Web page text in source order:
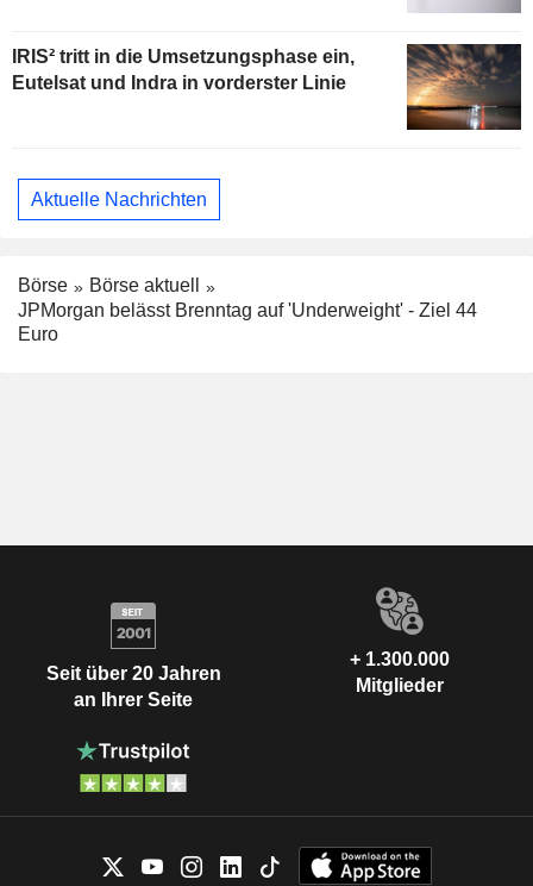
IRIS² tritt in die Umsetzungsphase ein,
Eutelsat und Indra in vorderster Linie
Aktuelle Nachrichten
Börse
Börse aktuell
JPMorgan belässt Brenntag auf 'Underweight' - Ziel 44
Euro
Seit über 20 Jahren
an Ihrer Seite
+ 1.300.000
Mitglieder